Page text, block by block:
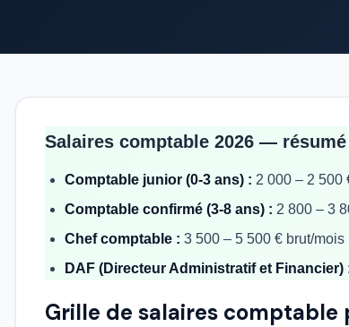
Salaires comptable 2026 — résumé
Comptable junior (0-3 ans) : 2 000 – 2 500
Comptable confirmé (3-8 ans) : 2 800 – 3
Chef comptable : 3 500 – 5 500 € brut/
DAF (Directeur Administratif et Financier)
Grille de salaires comptable